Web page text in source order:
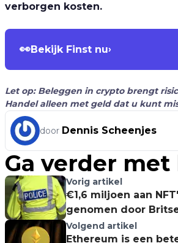
verborgen kosten.
👀Bekijk Finst nu›
Let op: Beleggen in crypto brengt
Handel alleen met geld dat u kunt
door Dennis Scheenjes
Ga verder met
Vorig artikel
€1,6 miljoen aan
genomen door
Volgend artikel
Ethereum is een